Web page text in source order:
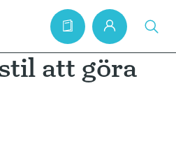
att göra